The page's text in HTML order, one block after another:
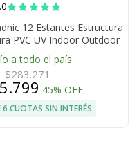
12 Estantes Estructura
PVC UV Indoor Outdoor
215x143x195cm Cultivo
a todo el país
$283.271
45% OFF
6 CUOTAS SIN INTERÉS